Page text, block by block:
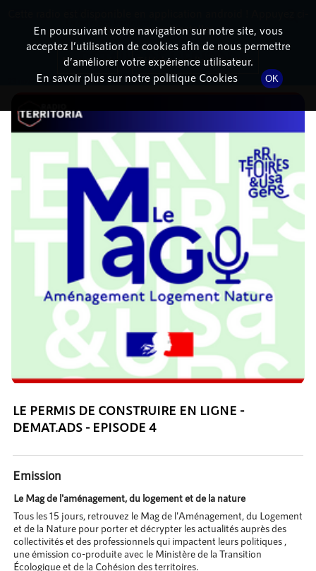
DÉTAILS DE L'ÉPISODE
23 novembre 2021à 10h02, durée : 46 minutes
LE PERMIS DE CONSTRUIRE EN LIGNE -
DEMAT.ADS - EPISODE 4
Emission
Le Mag de l'aménagement, du logement et de la nature
Tous les 15 jours, retrouvez le Mag de l'Aménagement, du Logement
et de la Nature pour porter et décrypter les actualités auprès des
collectivités et des professionnels qui impactent leurs politiques ,
une émission co-produite avec le Ministère de la Transition
Écologique et de la Cohésion des territoires.
En poursuivant votre navigation sur notre site, vous
acceptez l’utilisation de cookies afin de nous permettre
d’améliorer votre expérience utilisateur.
En savoir plus sur notre politique Cookies
OK
dessous pour l'installer.
Non merci Télécharger l'application